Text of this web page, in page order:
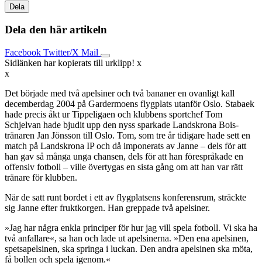
Dela
Dela den här artikeln
Facebook Twitter/X Mail
Sidlänken har kopierats till urklipp! x
x
Det började med två apelsiner och två bananer en ovanligt kall
decemberdag 2004 på Gardermoens flygplats utanför Oslo. Stabaek
hade precis åkt ur Tippeligaen och klubbens sportchef Tom
Schjelvan hade bjudit upp den nyss sparkade Landskrona Bois-
tränaren Jan Jönsson till Oslo. Tom, som tre år tidigare hade sett en
match på Landskrona IP och då imponerats av Janne – dels för att
han gav så många unga chansen, dels för att han förespråkade en
offensiv fotboll – ville övertygas en sista gång om att han var rätt
tränare för klubben.
När de satt runt bordet i ett av flygplatsens konferensrum, sträckte
sig Janne efter fruktkorgen. Han greppade två apelsiner.
»Jag har några enkla principer för hur jag vill spela fotboll. Vi ska ha
två anfallare«, sa han och lade ut apelsinerna. »Den ena apelsinen,
spetsapelsinen, ska springa i luckan. Den andra apelsinen ska möta,
få bollen och spela igenom.«